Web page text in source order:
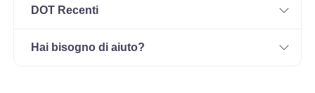
DOT Recenti
Hai bisogno di aiuto?